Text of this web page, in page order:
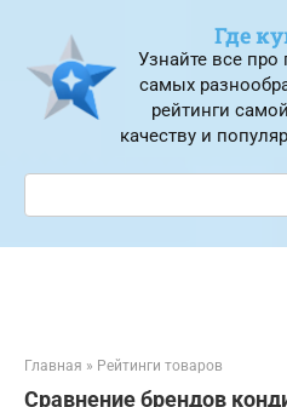
контенту
Где
Узнайте все про
самых
рейтинги
качеству и
Поиск:
Главная » Рейтинги товаров
Сравнение брендов